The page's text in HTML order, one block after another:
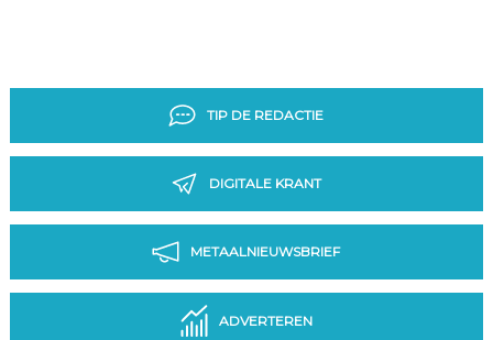
TIP DE REDACTIE
DIGITALE KRANT
METAALNIEUWSBRIEF
ADVERTEREN